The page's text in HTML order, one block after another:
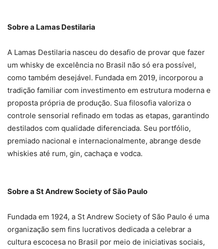
Sobre a Lamas Destilaria
A Lamas Destilaria nasceu do desafio de provar que fazer
um whisky de excelência no Brasil não só era possível,
como também desejável. Fundada em 2019, incorporou a
tradição familiar com investimento em estrutura moderna e
proposta própria de produção. Sua filosofia valoriza o
controle sensorial refinado em todas as etapas, garantindo
destilados com qualidade diferenciada. Seu portfólio,
premiado nacional e internacionalmente, abrange desde
whiskies até rum, gin, cachaça e vodca.
Sobre a St Andrew Society of São Paulo
Fundada em 1924, a St Andrew Society of São Paulo é uma
organização sem fins lucrativos dedicada a celebrar a
cultura escocesa no Brasil por meio de iniciativas sociais,